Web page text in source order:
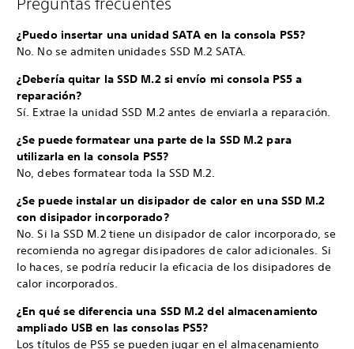
Preguntas frecuentes
¿Puedo insertar una unidad SATA en la consola PS5?
No. No se admiten unidades SSD M.2 SATA.
¿Debería quitar la SSD M.2 si envío mi consola PS5 a
reparación?
Sí. Extrae la unidad SSD M.2 antes de enviarla a reparación.
¿Se puede formatear una parte de la SSD M.2 para
utilizarla en la consola PS5?
No, debes formatear toda la SSD M.2.
¿Se puede instalar un disipador de calor en una SSD M.2
con disipador incorporado?
No. Si la SSD M.2 tiene un disipador de calor incorporado, se
recomienda no agregar disipadores de calor adicionales. Si
lo haces, se podría reducir la eficacia de los disipadores de
calor incorporados.
¿En qué se diferencia una SSD M.2 del almacenamiento
ampliado USB en las consolas PS5?
Los títulos de PS5 se pueden jugar en el almacenamiento